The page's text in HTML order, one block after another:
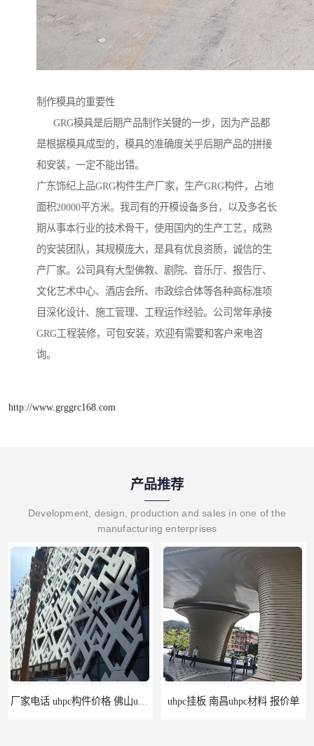
制作模具的重要性
GRG模具是后期产品制作关键的一步，因为产品都
是根据模具成型的，模具的准确度关乎后期产品的拼接
和安装，一定不能出错。
广东饰纪上品GRG构件生产厂家，生产GRG构件，占地
面积20000平方米。我司有的开模设备多台，以及多名长
期从事本行业的技术骨干，使用国内的生产工艺，成熟
的安装团队，其规模庞大，是具有优良资质，诚信的生
产厂家。公司具有大型佛教、剧院、音乐厅、报告厅、
文化艺术中心、酒店会所、市政综合体等各种高标准项
目深化设计、施工管理、工程运作经验。公司常年承接
GRG工程装修，可包安装，欢迎有需要和客户来电咨
询。
http://www.grggrc168.com
产品推荐
Development, design, production and sales in one of the
manufacturing enterprises
uhpc挂板 南昌uhpc材料 报价单